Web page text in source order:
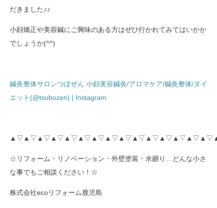
だきました♪♪
小顔矯正や美容鍼にご興味のある方はぜひ行かれてみてはいかか
でしょうか(^^)
鍼灸整体サロンつぼぜん 小顔美容鍼灸/アロマケア/鍼灸整体/ダイ
エット(@tsubozen) | Instagram
☆リフォーム・リノベーション・外壁塗装・水廻り…どんな小さ
な事でもご相談ください！☆
株式会社ecoリフォーム鹿児島